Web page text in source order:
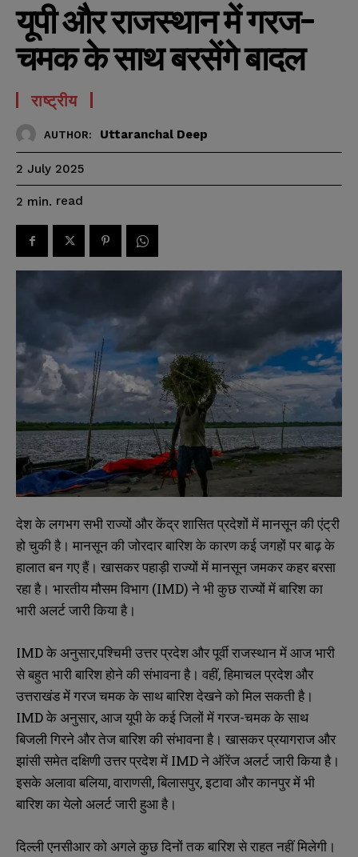
यूपी और राजस्थान में गरज-
चमक के साथ बरसेंगे बादल
राष्ट्रीय
AUTHOR: Uttaranchal Deep
2 July 2025
2 min. read
देश के लगभग सभी राज्यों और केंद्र शासित प्रदेशों में मानसून की एंट्री
हो चुकी है। मानसून की जोरदार बारिश के कारण कई जगहों पर बाढ़ के
हालात बन गए हैं। खासकर पहाड़ी राज्यों में मानसून जमकर कहर बरसा
रहा है। भारतीय मौसम विभाग (IMD) ने भी कुछ राज्यों में बारिश का
भारी अलर्ट जारी किया है।
IMD के अनुसार,पश्चिमी उत्तर प्रदेश और पूर्वी राजस्थान में आज भारी
से बहुत भारी बारिश होने की संभावना है। वहीं, हिमाचल प्रदेश और
उत्तराखंड में गरज चमक के साथ बारिश देखने को मिल सकती है।
IMD के अनुसार, आज यूपी के कई जिलों में गरज-चमक के साथ
बिजली गिरने और तेज बारिश की संभावना है। खासकर प्रयागराज और
झांसी समेत दक्षिणी उत्तर प्रदेश में IMD ने ऑरेंज अलर्ट जारी किया है।
इसके अलावा बलिया, वाराणसी, बिलासपुर, इटावा और कानपुर में भी
बारिश का येलो अलर्ट जारी हुआ है।
दिल्ली एनसीआर को अगले कुछ दिनों तक बारिश से राहत नहीं मिलेगी।